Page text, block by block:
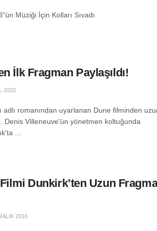
Müziği İçin Kolları Sıvadı
İlk Fragman Paylaşıldı!
2020
adlı romanından uyarlanan Dune filminden
Denis Villeneuve'ün yönetmen koltuğunda
...
Filmi Dunkirk’ten Uzun
2016